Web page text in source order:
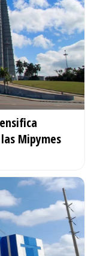
Mipymes